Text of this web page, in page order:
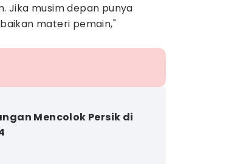
Jika musim depan punya
materi pemain,"
Mencolok Persik di